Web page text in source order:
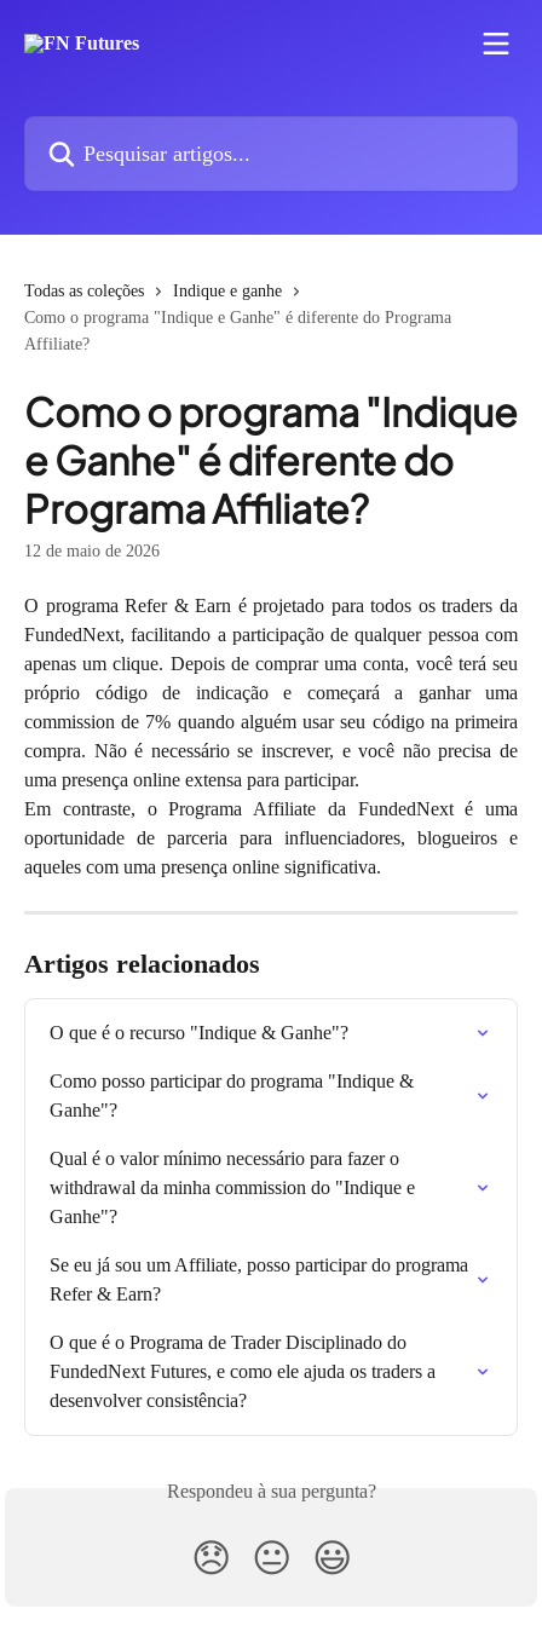
Todas as coleções
Indique e ganhe
Como o programa "Indique e Ganhe" é diferente do Programa
Affiliate?
Como o programa "Indique
e Ganhe" é diferente do
Programa Affiliate?
12 de maio de 2026
O programa Refer & Earn é projetado para todos os traders da
FundedNext, facilitando a participação de qualquer pessoa com
apenas um clique. Depois de comprar uma conta, você terá seu
próprio código de indicação e começará a ganhar uma
commission de 7% quando alguém usar seu código na primeira
compra. Não é necessário se inscrever, e você não precisa de
uma presença online extensa para participar.
Em contraste, o Programa Affiliate da FundedNext é uma
oportunidade de parceria para influenciadores, blogueiros e
aqueles com uma presença online significativa.
Artigos relacionados
O que é o recurso "Indique & Ganhe"?
Como posso participar do programa "Indique &
Ganhe"?
Qual é o valor mínimo necessário para fazer o
withdrawal da minha commission do "Indique e
Ganhe"?
Se eu já sou um Affiliate, posso participar do programa
Refer & Earn?
O que é o Programa de Trader Disciplinado do
FundedNext Futures, e como ele ajuda os traders a
desenvolver consistência?
Respondeu à sua pergunta?
😞 😐 😃